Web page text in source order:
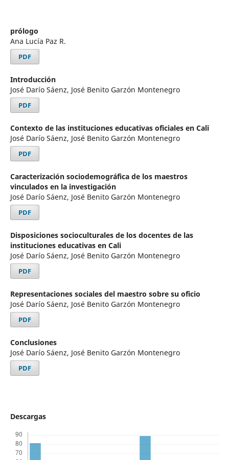
prólogo
Ana Lucía Paz R.
PDF
Introducción
José Darío Sáenz, José Benito Garzón Montenegro
PDF
Contexto de las instituciones educativas oficiales en Cali
José Darío Sáenz, José Benito Garzón Montenegro
PDF
Caracterización sociodemográfica de los maestros
vinculados en la investigación
José Darío Sáenz, José Benito Garzón Montenegro
PDF
Disposiciones socioculturales de los docentes de las
instituciones educativas en Cali
José Darío Sáenz, José Benito Garzón Montenegro
PDF
Representaciones sociales del maestro sobre su oficio
José Darío Sáenz, José Benito Garzón Montenegro
PDF
Conclusiones
José Darío Sáenz, José Benito Garzón Montenegro
PDF
Descargas